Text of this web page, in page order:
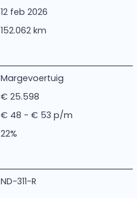
12 feb 2026
152.062 km
Margevoertuig
€ 25.598
€ 48 - € 53 p/m
22%
ND-311-R